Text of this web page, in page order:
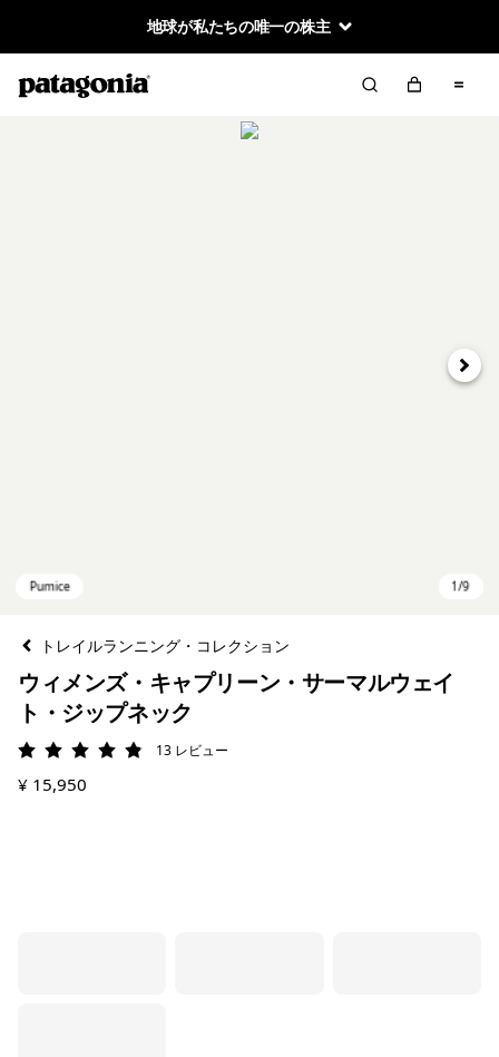
地球が私たちの唯一の株主
次へ
トレイルランニング・コレクション
ウィメンズ・キャプリーン・サーマルウェイ
ト・ジップネック
評価: 4.8 / 5
13 レビュー
¥ 15,950